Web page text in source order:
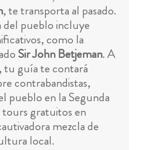
, te transporta al pasado.
del pueblo incluye
como la
Sir John Betjeman. A
tu guía te contará
contrabandistas,
pueblo en la Segunda
gratuitos en
mezcla de
local.